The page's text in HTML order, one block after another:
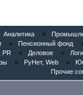
Аналитика «
« Пенсионный фонд
PR « Деловое «
« РуНет, Web «
Прочие